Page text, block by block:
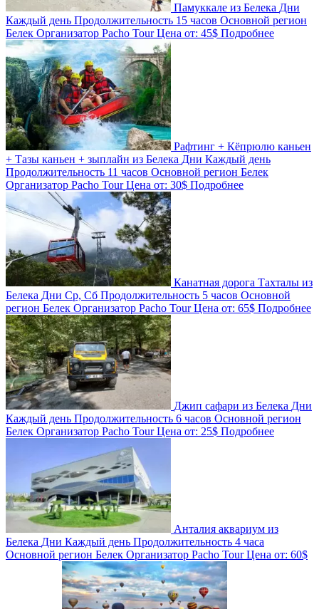
Памуккале из Белека Дни
Каждый день Продолжительность 15 часов Основной регион
Белек Организатор Pacho TourЦена от: 45$ Подробнее
Рафтинг + Кёпрюлю каньен
+ Тазы каньен + зыплайн из Белека Дни Каждый день
Продолжительность 11 часов Основной регион Белек
Организатор Pacho TourЦена от: 30$ Подробнее
Канатная дорога Тахталы из
Белека Дни Ср, Сб Продолжительность 5 часов Основной
регион Белек Организатор Pacho TourЦена от: 65$ Подробнее
Джип сафари из Белека Дни
Каждый день Продолжительность 6 часов Основной регион
Белек Организатор Pacho TourЦена от: 25$ Подробнее
Анталия аквариум из
Белека Дни Каждый день Продолжительность 4 часа
Основной регион Белек Организатор Pacho TourЦена от: 60$